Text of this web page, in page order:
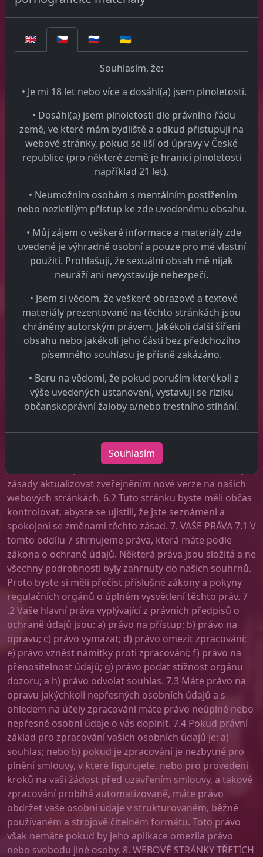
jsou vytvořeny za účelem dodržování našich legálních
povinností v rámci zachovávání a zbavování se osobních
dat. 4.2 Osobní data která užíváme za jakýmkoliv
účelem nejsou uchovávány déle, než je nutné za daným
účelem nebo účely. 4.3 Bez ohledu na ostatní
ustanovení této sekce 4 můžeme uchovávat vaše
osobní údaje tam, kde je takové uchovávání nezbytné
spadáme nebo za účelem ochrany vašeho životního
zájmu nebo životního zájmu jiné osoby nebo zákona v
České republice a Evropské unii. 4.4 Máte právo
kontaktovat nás a zeptat se na data, která o vás máme
uložena 5. BEZPEČNOST OSOBNÍCH DAT 5.1 Budeme
přijímat příslušná technická a organizační opatření,
která zajistí vaše osobní údaje a zabrání ztrátě, zneužití
nebo změně vašich osobních údajů. 5.2 Všechny vaše
osobní údaje uložíme na zabezpečený server. 5.3 Údaje
odesílané z webového prohlížeče na náš webový server
nebo z našeho webového serveru do vašeho webového
prohlížeče budou v některých případech chráněny
100% šifrována. Údaje o platbách nejsou zpracovány
společností Pragudeadultguide.cz.
Pragudeadultguide.cz nezpracovává údaje o
transakcích prováděných kreditními kartami, ani si
neponecháváme nebo nevidíme čísla, názvy a další
informace o kreditní kartě. Tato data jsou zpracovávána
třetím stranou procesoru Securion Pay. 5.4 Měli byste
se ujistit, že vaše heslo není náchylné k tomu, aby bylo
odhaleno, ať už osobou nebo počítačovým programem.
používáte pro přístup na náš web, a my vás nebudeme
žádat o heslo kromě případů, kdy se přihlásíte na naše
zásady aktualizovat zveřejněním nové verze na našich
webových stránkách. 6.2 Tuto stránku byste měli občas
kontrolovat, abyste se ujistili, že jste seznámeni a
spokojeni se změnami těchto zásad. 7. VAŠE PRÁVA 7.1 V
tomto oddílu 7 shrnujeme práva, která máte podle
zákona o ochraně údajů. Některá práva jsou složitá a ne
všechny podrobnosti byly zahrnuty do našich souhrnů.
Proto byste si měli přečíst příslušné zákony a pokyny
regulačních orgánů o úplném vysvětlení těchto práv. 7
.2 Vaše hlavní práva vyplývající z právních předpisů o
ochraně údajů jsou: a) právo na přístup; b) právo na
opravu; c) právo vymazat; d) právo omezit zpracování;
e) právo vznést námitky proti zpracování; f) právo na
přenositelnost údajů; g) právo podat stížnost orgánu
dozoru; a h) právo odvolat souhlas. 7.3 Máte právo na
opravu jakýchkoli nepřesných osobních údajů a s
ohledem na účely zpracování máte právo neúplné nebo
nepřesné osobní údaje o vás doplnit. 7.4 Pokud právní
základ pro zpracování vašich osobních údajů je: a)
souhlas; nebo b) pokud je zpracování je nezbytné pro
plnění smlouvy, v které figurujete, nebo pro provedení
kroků na vaši žádost před uzavřením smlouvy, a takové
zpracování probíhá automatizovaně, máte právo
obdržet vaše osobní údaje v strukturovaném, běžně
používaném a strojově čitelném formátu. Toto právo
však nemáte pokud by jeho aplikace omezila právo
nebo svobodu jiné osoby. 8. WEBOVÉ STRÁNKY TŘETÍCH
🇬🇧 🇨🇿 🇷🇺 🇺🇦
Souhlasím, že:
• Je mi 18 let nebo více a dosáhl(a) jsem plnoletosti.
• Dosáhl(a) jsem plnoletosti dle právního řádu
země, ve které mám bydliště a odkud přistupuji na
webové stránky, pokud se liší od úpravy v České
republice (pro některé země je hranicí plnoletosti
například 21 let).
• Neumožním osobám s mentálním postižením
nebo nezletilým přístup ke zde uvedenému obsahu.
• Můj zájem o veškeré informace a materiály zde
uvedené je výhradně osobní a pouze pro mé vlastní
použití. Prohlašuji, že sexuální obsah mě nijak
neuráží ani nevystavuje nebezpečí.
• Jsem si vědom, že veškeré obrazové a textové
materiály prezentované na těchto stránkách jsou
chráněny autorským právem. Jakékoli další šíření
obsahu nebo jakékoli jeho části bez předchozího
písemného souhlasu je přísně zakázáno.
• Beru na vědomí, že pokud poruším kterékoli z
výše uvedených ustanovení, vystavuji se riziku
občanskoprávní žaloby a/nebo trestního stíhání.
Souhlasím